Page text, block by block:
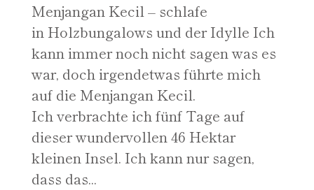
Menjangan Kecil – schlafe
in Holzbungalows und der Idylle Ich
kann immer noch nicht sagen was es
war, doch irgendetwas führte mich
auf die Menjangan Kecil.
Ich verbrachte ich fünf Tage auf
dieser wundervollen 46 Hektar
kleinen Insel. Ich kann nur sagen,
dass das...